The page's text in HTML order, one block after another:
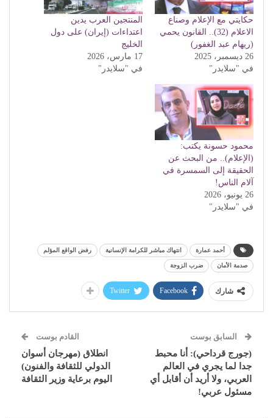
حكايتي مع الإعلام وصناع
الاعلام (32).. القانون يحمي
(ريهام عبد الغفور)
26 ديسمبر، 2025
في "سلايدر"
المنتجين العرب يدين
اعتداءات (إيران) على دول
الخليج
17 مارس، 2026
في "سلايدر"
محمود حسونة يكتب:
(الإعلام).. من البحث عن
الحقيقة إلى السمسرة في
آلام الناس!
26 يونيو، 2026
في "سلايدر"
أحمد عمارة انتهاك مباشر للكرامة الإنسانية رفض الواقع المؤلم
صدمة الأمان ضرب الزوجة
شارك Facebook
Twitter
السابق بوست
(جورج قرداحي): أنا محبط
جدا لما يجري في العالم
العربي، ولا أريد أن أقابل أي
مسئول عربي!
القادم بوست
انطلاق (مهرجان أسوان
الدولي للثقافة والفنون)
اليوم برعاية وزير الثقافة